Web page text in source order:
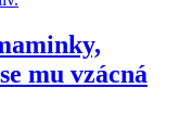
mu vzácná